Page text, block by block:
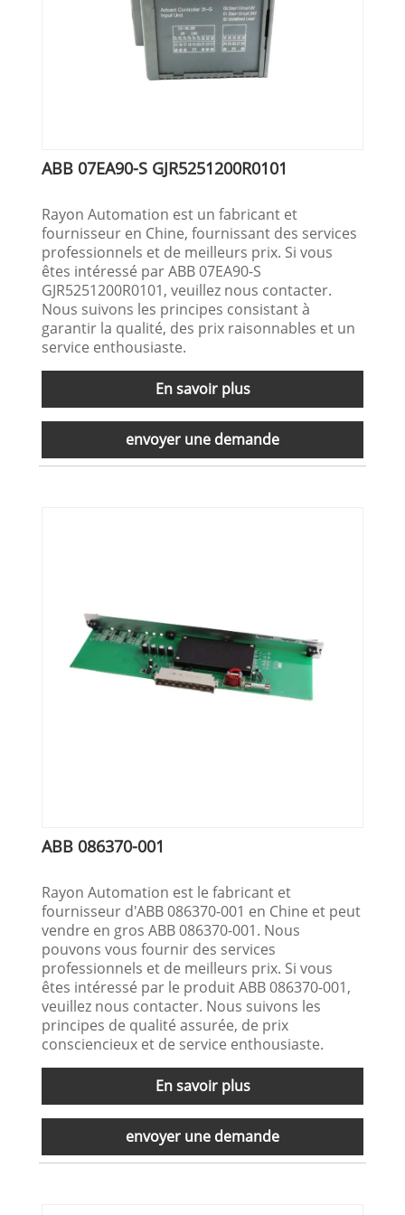
ABB 07EA90-S GJR5251200R0101
Rayon Automation est un fabricant et
fournisseur en Chine, fournissant des services
professionnels et de meilleurs prix. Si vous
êtes intéressé par ABB 07EA90-S
GJR5251200R0101, veuillez nous contacter.
Nous suivons les principes consistant à
garantir la qualité, des prix raisonnables et un
service enthousiaste.
En savoir plus
envoyer une demande
ABB 086370-001
Rayon Automation est le fabricant et
fournisseur d'ABB 086370-001 en Chine et peut
vendre en gros ABB 086370-001. Nous
pouvons vous fournir des services
professionnels et de meilleurs prix. Si vous
êtes intéressé par le produit ABB 086370-001,
veuillez nous contacter. Nous suivons les
principes de qualité assurée, de prix
consciencieux et de service enthousiaste.
En savoir plus
envoyer une demande